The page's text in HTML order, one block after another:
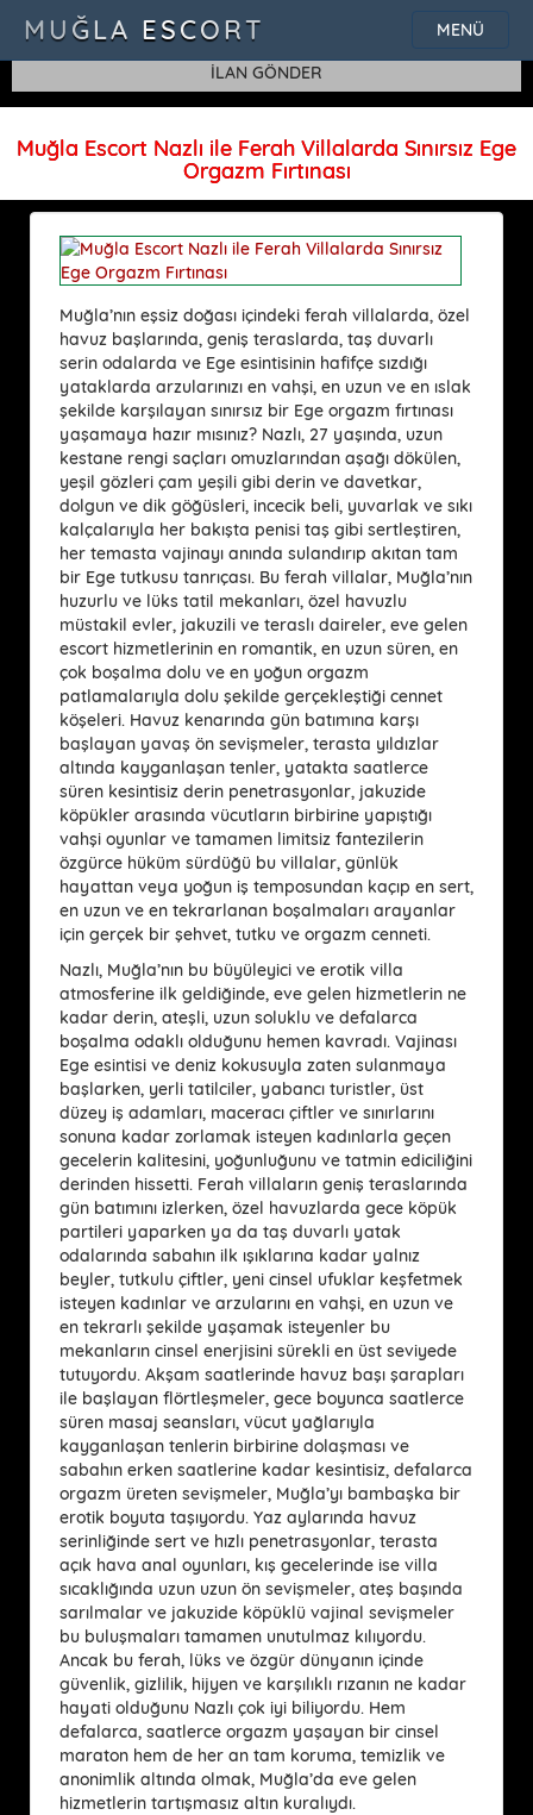
SQLSTATE[42000]: Syntax error or access violation: 1115 Unknown
character set: 'uf8'
MENÜ
MUĞLA ESCORT
İLAN GÖNDER
Muğla Escort Nazlı ile Ferah Villalarda Sınırsız Ege
Orgazm Fırtınası
Muğla’nın eşsiz doğası içindeki ferah villalarda, özel
havuz başlarında, geniş teraslarda, taş duvarlı
serin odalarda ve Ege esintisinin hafifçe sızdığı
yataklarda arzularınızı en vahşi, en uzun ve en ıslak
şekilde karşılayan sınırsız bir Ege orgazm fırtınası
yaşamaya hazır mısınız? Nazlı, 27 yaşında, uzun
kestane rengi saçları omuzlarından aşağı dökülen,
yeşil gözleri çam yeşili gibi derin ve davetkar,
dolgun ve dik göğüsleri, incecik beli, yuvarlak ve sıkı
kalçalarıyla her bakışta penisi taş gibi sertleştiren,
her temasta vajinayı anında sulandırıp akıtan tam
bir Ege tutkusu tanrıçası. Bu ferah villalar, Muğla’nın
huzurlu ve lüks tatil mekanları, özel havuzlu
müstakil evler, jakuzili ve teraslı daireler, eve gelen
escort hizmetlerinin en romantik, en uzun süren, en
çok boşalma dolu ve en yoğun orgazm
patlamalarıyla dolu şekilde gerçekleştiği cennet
köşeleri. Havuz kenarında gün batımına karşı
başlayan yavaş ön sevişmeler, terasta yıldızlar
altında kayganlaşan tenler, yatakta saatlerce
süren kesintisiz derin penetrasyonlar, jakuzide
köpükler arasında vücutların birbirine yapıştığı
vahşi oyunlar ve tamamen limitsiz fantezilerin
özgürce hüküm sürdüğü bu villalar, günlük
hayattan veya yoğun iş temposundan kaçıp en sert,
en uzun ve en tekrarlanan boşalmaları arayanlar
için gerçek bir şehvet, tutku ve orgazm cenneti.
Nazlı, Muğla’nın bu büyüleyici ve erotik villa
atmosferine ilk geldiğinde, eve gelen hizmetlerin ne
kadar derin, ateşli, uzun soluklu ve defalarca
boşalma odaklı olduğunu hemen kavradı. Vajinası
Ege esintisi ve deniz kokusuyla zaten sulanmaya
başlarken, yerli tatilciler, yabancı turistler, üst
düzey iş adamları, maceracı çiftler ve sınırlarını
sonuna kadar zorlamak isteyen kadınlarla geçen
gecelerin kalitesini, yoğunluğunu ve tatmin ediciliğini
derinden hissetti. Ferah villaların geniş teraslarında
gün batımını izlerken, özel havuzlarda gece köpük
partileri yaparken ya da taş duvarlı yatak
odalarında sabahın ilk ışıklarına kadar yalnız
beyler, tutkulu çiftler, yeni cinsel ufuklar keşfetmek
isteyen kadınlar ve arzularını en vahşi, en uzun ve
en tekrarlı şekilde yaşamak isteyenler bu
mekanların cinsel enerjisini sürekli en üst seviyede
tutuyordu. Akşam saatlerinde havuz başı şarapları
ile başlayan flörtleşmeler, gece boyunca saatlerce
süren masaj seansları, vücut yağlarıyla
kayganlaşan tenlerin birbirine dolaşması ve
sabahın erken saatlerine kadar kesintisiz, defalarca
orgazm üreten sevişmeler, Muğla’yı bambaşka bir
erotik boyuta taşıyordu. Yaz aylarında havuz
serinliğinde sert ve hızlı penetrasyonlar, terasta
açık hava anal oyunları, kış gecelerinde ise villa
sıcaklığında uzun uzun ön sevişmeler, ateş başında
sarılmalar ve jakuzide köpüklü vajinal sevişmeler
bu buluşmaları tamamen unutulmaz kılıyordu.
Ancak bu ferah, lüks ve özgür dünyanın içinde
güvenlik, gizlilik, hijyen ve karşılıklı rızanın ne kadar
hayati olduğunu Nazlı çok iyi biliyordu. Hem
defalarca, saatlerce orgazm yaşayan bir cinsel
maraton hem de her an tam koruma, temizlik ve
anonimlik altında olmak, Muğla’da eve gelen
hizmetlerin tartışmasız altın kuralıydı.